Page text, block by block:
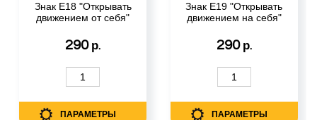
Знак Е18 "Открывать
движением от себя"
290 р.
ПАРАМЕТРЫ
Знак Е19 "Открывать
движением на себя"
290 р.
ПАРАМЕТРЫ